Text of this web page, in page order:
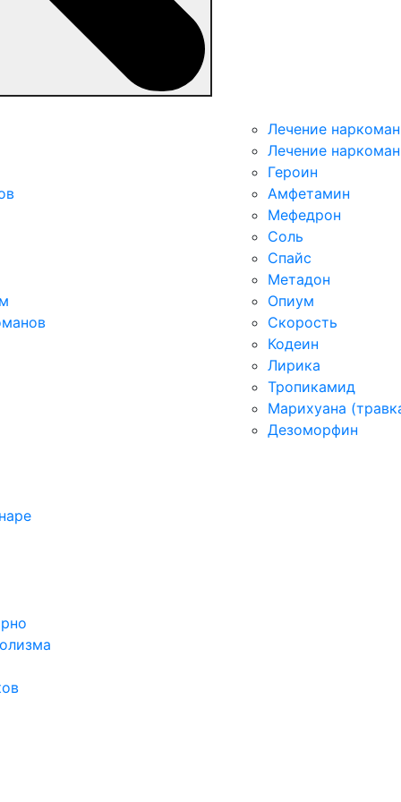
Лечение
Лечение
Героин
Амфетамин
Мефедрон
Соль
Спайс
Метадон
Опиум
Скорость
Кодеин
Лирика
Тропикамид
Марихуана
Дезоморфин